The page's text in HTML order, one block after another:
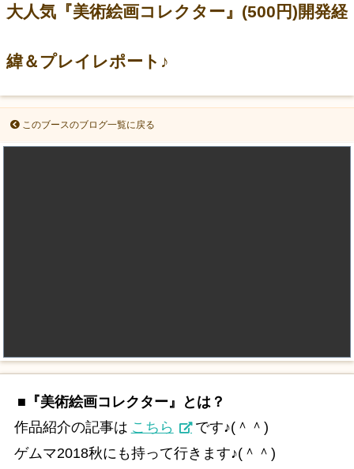
大人気『美術絵画コレクター』(500円)開発経
緯＆プレイレポート♪
このブースのブログ一覧に戻る
■『美術絵画コレクター』とは？
作品紹介の記事は こちら
です♪(＾＾)
ゲムマ2018秋にも持って行きます♪(＾＾)